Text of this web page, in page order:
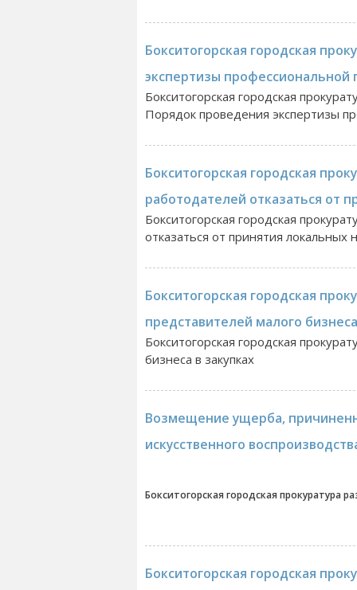
Бокситогорская городская
экспертизы профессиональной
Бокситогорская городская
Порядок проведения экспертизы
Бокситогорская городская
работодателей отказаться от
Бокситогорская городская
отказаться от принятия локальных
Бокситогорская городская
представителей малого
Бокситогорская городская
бизнеса в закупках
Возмещение ущерба,
искусственного
Бокситогорская городская прокуратура
Бокситогорская городская